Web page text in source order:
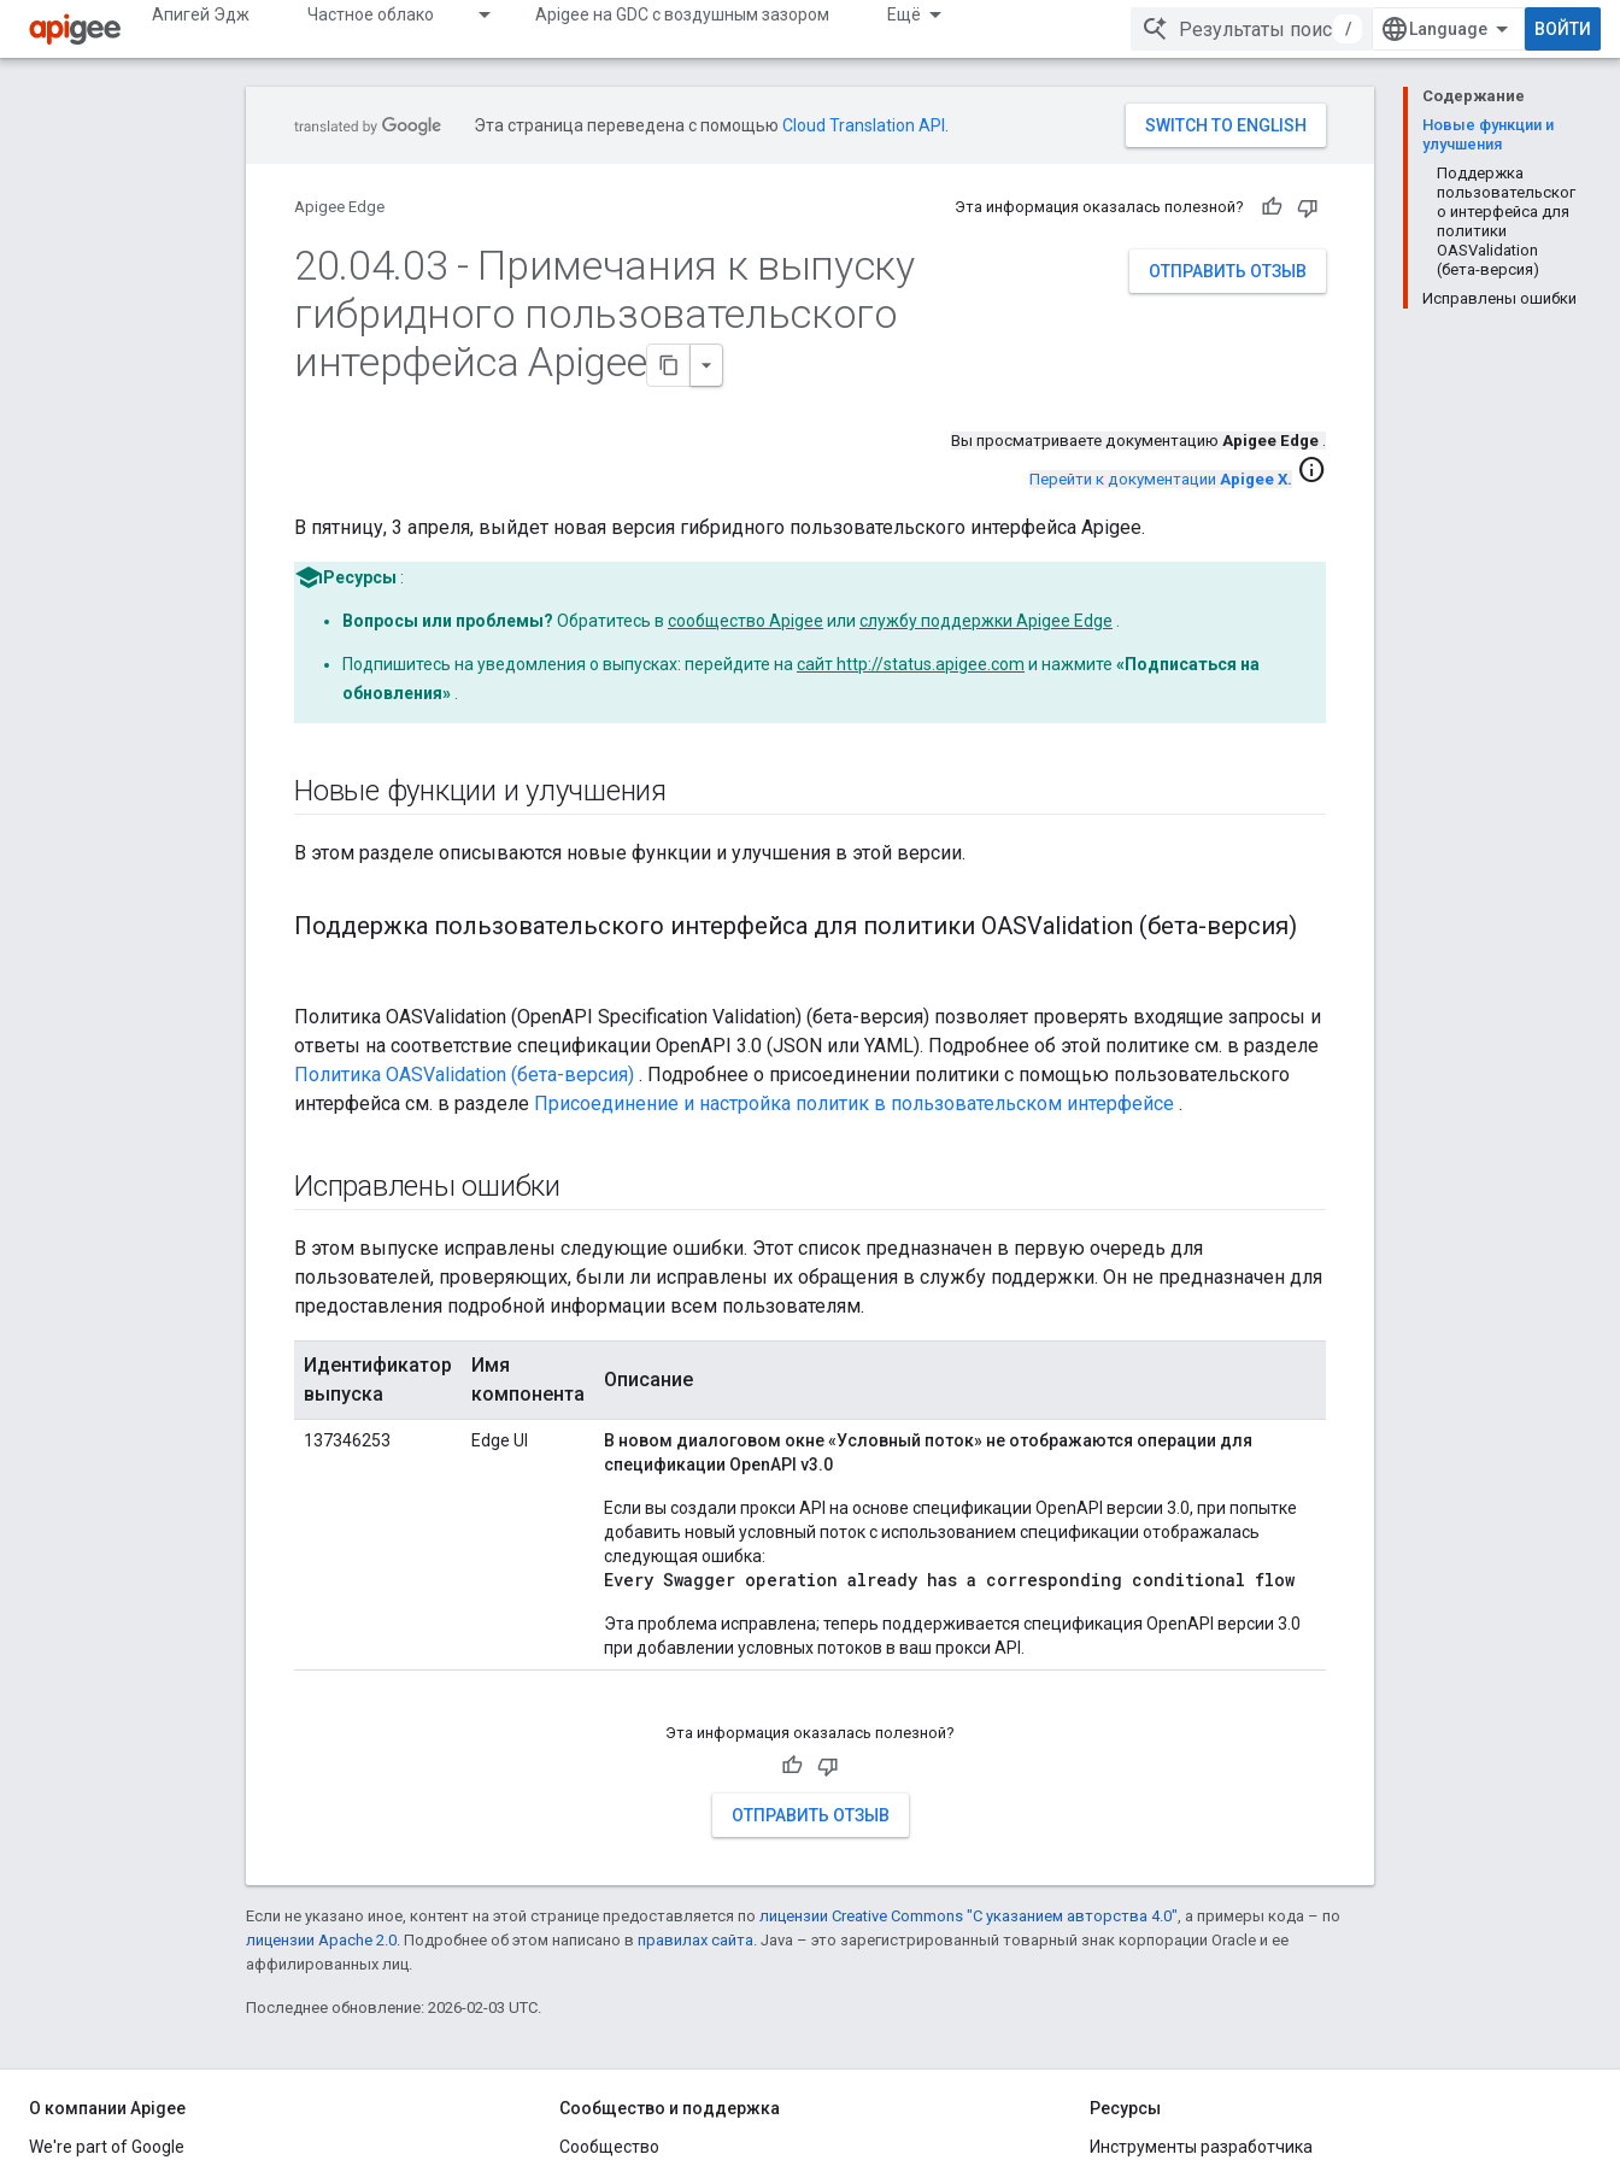
Апигей Эдж Частное облако Apigee на GDC с воздушным зазором Ещё
/ ВОЙТИ
Содержание
Новые функции и
улучшения
Поддержка
пользовательског
о интерфейса для
политики
OASValidation
(бета-версия)
Исправлены ошибки
Эта страница переведена с помощью Cloud Translation API
Apigee Edge Эта информация оказалась полезной?
ОТПРАВИТЬ ОТЗЫВ
20.04.03 - Примечания к выпуску
гибридного пользовательского
интерфейса Apigee
Вы просматриваете документацию Apigee Edge .
Перейти к документации Apigee X. info
В пятницу, 3 апреля, выйдет новая версия гибридного пользовательского интерфейса Apigee.
Ресурсы :
Вопросы или проблемы? Обратитесь в сообщество Apigee или службу поддержки Apigee Edge
Подпишитесь на уведомления о выпусках: перейдите на сайт http://status.apigee.com и нажмите «Подписаться на
обновления»
Новые функции и улучшения
В этом разделе описываются новые функции и улучшения в этой версии.
Поддержка пользовательского интерфейса для политики OASValidation (бета-версия)
Политика OASValidation (OpenAPI Specification Validation) (бета-версия) позволяет проверять входящие запросы и
ответы на соответствие спецификации OpenAPI 3.0 (JSON или YAML). Подробнее об этой политике см. в разделе
Политика OASValidation (бета-версия) . Подробнее о присоединении политики с помощью пользовательского
интерфейса см. в разделе Присоединение и настройка политик в пользовательском интерфейсе .
Исправлены ошибки
В этом выпуске исправлены следующие ошибки. Этот список предназначен в первую очередь для
пользователей, проверяющих, были ли исправлены их обращения в службу поддержки. Он не предназначен для
предоставления подробной информации всем пользователям.
Идентификатор
выпуска
Имя
компонента
Описание
137346253 Edge UI
В новом диалоговом окне «Условный поток» не отображаются операции для
спецификации OpenAPI v3.0
Если вы создали прокси API на основе спецификации OpenAPI версии 3.0, при попытке
добавить новый условный поток с использованием спецификации отображалась
следующая ошибка:
Every Swagger operation already has a corresponding conditional flow
Эта проблема исправлена; теперь поддерживается спецификация OpenAPI версии 3.0
при добавлении условных потоков в ваш прокси API.
Эта информация оказалась полезной?
ОТПРАВИТЬ ОТЗЫВ
Если не указано иное, контент на этой странице предоставляется по лицензии Creative Commons "С указанием авторства 4.0", а примеры кода – по
лицензии Apache 2.0. Подробнее об этом написано в правилах сайта. Java – это зарегистрированный товарный знак корпорации Oracle и ее
аффилированных лиц.
Последнее обновление: 2026-02-03 UTC.
О компании Apigee
We're part of Google
Сообщество и поддержка
Сообщество
Ресурсы
Инструменты разработчика